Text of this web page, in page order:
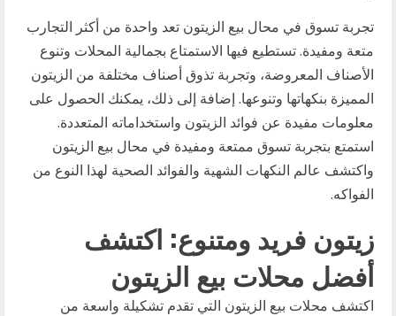
تجربة تسوق في محال بيع الزيتون تعد واحدة من أكثر التجارب
متعة ومفيدة. تستطيع فيها الاستمتاع بجمالية المحلات وتنوع
الأصناف المعروضة، وتجربة تذوق أصناف مختلفة من الزيتون
المميزة بنكهاتها وتنوعها. إضافة إلى ذلك، يمكنك الحصول على
معلومات مفيدة عن فوائد الزيتون واستخداماته المتعددة.
استمتع بتجربة تسوق ممتعة ومفيدة في محال بيع الزيتون
واكتشف عالم النكهات الشهية والفوائد الصحية لهذا النوع من
الفواكه.
زيتون فريد ومتنوع: اكتشف
أفضل محلات بيع الزيتون
اكتشف محلات بيع الزيتون التي تقدم تشكيلة واسعة من